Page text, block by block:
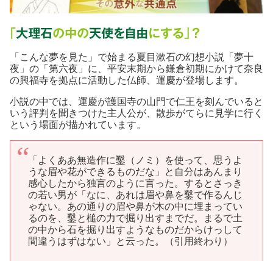
「こんな夢を見た」で始まる夏目漱石の幻想小説「夢十
夜」の「第六夜」に、平安末期から鎌倉初期にかけて奈良
の興福寺を拠点に活動した仏師、運慶が登場します。
小説の中では、運慶が護国寺の山門で仁王を刻んでいると
いう評判を聞きつけた主人公が、散歩がてらに見学に行く
という場面が描かれています。
「よくああ無造作に鑿（ノミ）を使って、思うよ
うな眉や花ができるものだな」と自分はあんまり
感心したから独言のように言った。するとさっき
の若い男が「なに、あれは眉や鼻を鑿で作るんじ
ゃない。あの通りの眉や鼻が木の中に埋まってい
るのを、鑿と槌の力で掘り出すまでだ。まるで土
の中から石を掘り出すようなものだからけっして
間違うはずはない」と云った。（引用終わり）